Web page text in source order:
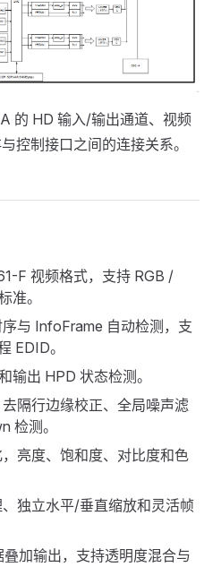
的 HD 输入/输出通道、视频
控制接口之间的连接关系。
F 视频格式，支持 RGB /
准。
与 InfoFrame 自动检测，支
EDID。
输出 HPD 状态检测。
隔行边缘校正、全局噪声滤
检测。
亮度、饱和度、对比度和色
独立水平/垂直缩放和灵活帧
加输出，支持透明度混合与